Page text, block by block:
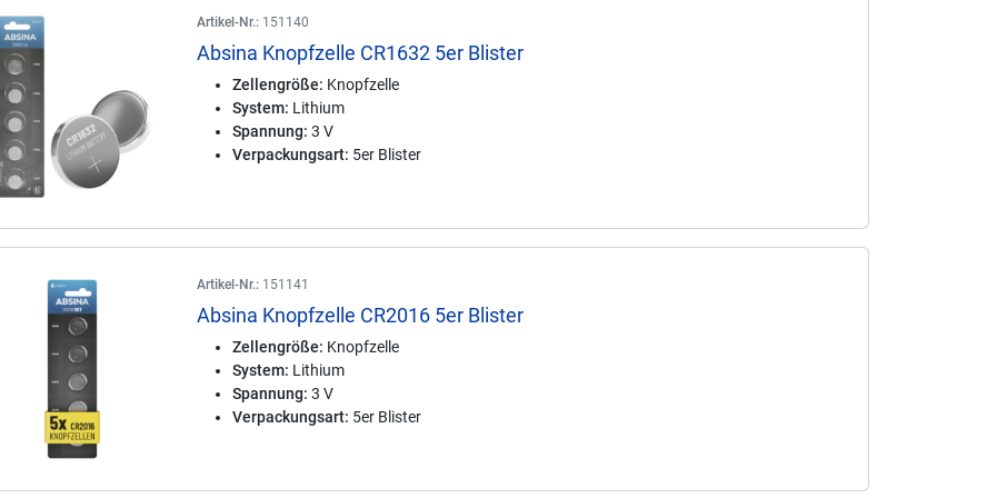
Artikel-Nr.: 151140
Absina Knopfzelle CR1632 5er Blister
Zellengröße: Knopfzelle
System: Lithium
Spannung: 3 V
Verpackungsart: 5er Blister
Artikel-Nr.: 151141
Absina Knopfzelle CR2016 5er Blister
Zellengröße: Knopfzelle
System: Lithium
Spannung: 3 V
Verpackungsart: 5er Blister